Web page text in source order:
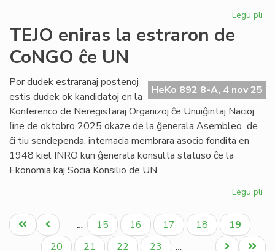
Legu pli
28
TEJO eniras la estraron de
CoNGO ĉe UN
HeKo 892 8-A, 4 nov 25
Por dudek estraranaj postenoj
estis dudek ok kandidatoj en la
Konferenco de Neregistaraj Organizoj ĉe Unuiĝintaj Nacioj,
ﬁne de oktobro 2025 okaze de la ĝenerala Asembleo de
ĉi tiu sendependa, internacia membrara asocio fondita en
1948 kiel INRO kun ĝenerala konsulta statuso ĉe la
Ekonomia kaj Socia Konsilio de UN.
Legu pli
Pagination
Unua
paĝo
Antaŭa
paĝo
… Paĝo
15 Paĝo
16 Paĝo
17 Paĝo
18
Aktuala
paĝo
19
Paĝo
20 Paĝo
21 Paĝo
22 Paĝo
23 …
Last
Next